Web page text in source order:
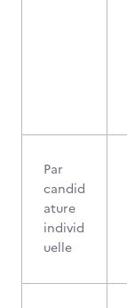
Par
candid
ature
individ
uelle